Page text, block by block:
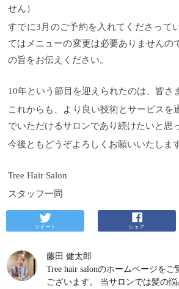
せん）
すでに3月のご予約を入れてくださって
てはメニューの変更は必要ありませんの
の旨をお伝えください。
10年という節目を迎えられたのは、皆さ
これからも、より良い技術とサービスを
でいただけるサロンであり続けたいと思
今後ともどうぞよろしくお願いいたします
Tree Hair Salon
スタッフ一同
ツイート シェア
藤田 健太郎
Tree hair salonのホームページを
ございます。 当サロンでは髪の